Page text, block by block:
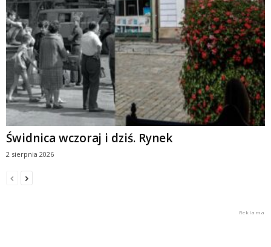
Świdnica wczoraj i dziś. Rynek
2 sierpnia 2026